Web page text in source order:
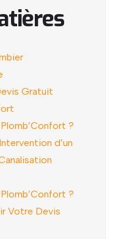
Gratuit
?
d’un
?
Votre Devis